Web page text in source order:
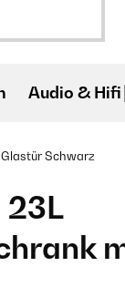
Audio & Hifi
Schwarz